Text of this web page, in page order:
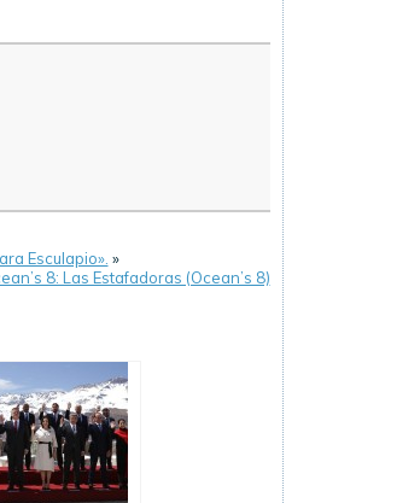
Esculapio». »
8: Las Estafadoras (Ocean’s 8)